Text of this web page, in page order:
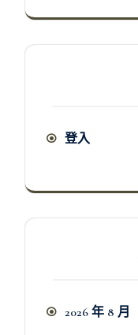
登入
2026 年 8 月